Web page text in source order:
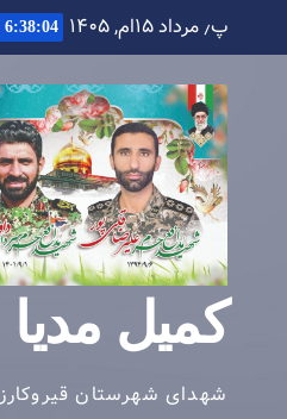
to
content
پ٫ مرداد ۱۵ام, ۱۴۰۵ 6:38:05 PM
کمیل مدیا
شهدای شهرستان